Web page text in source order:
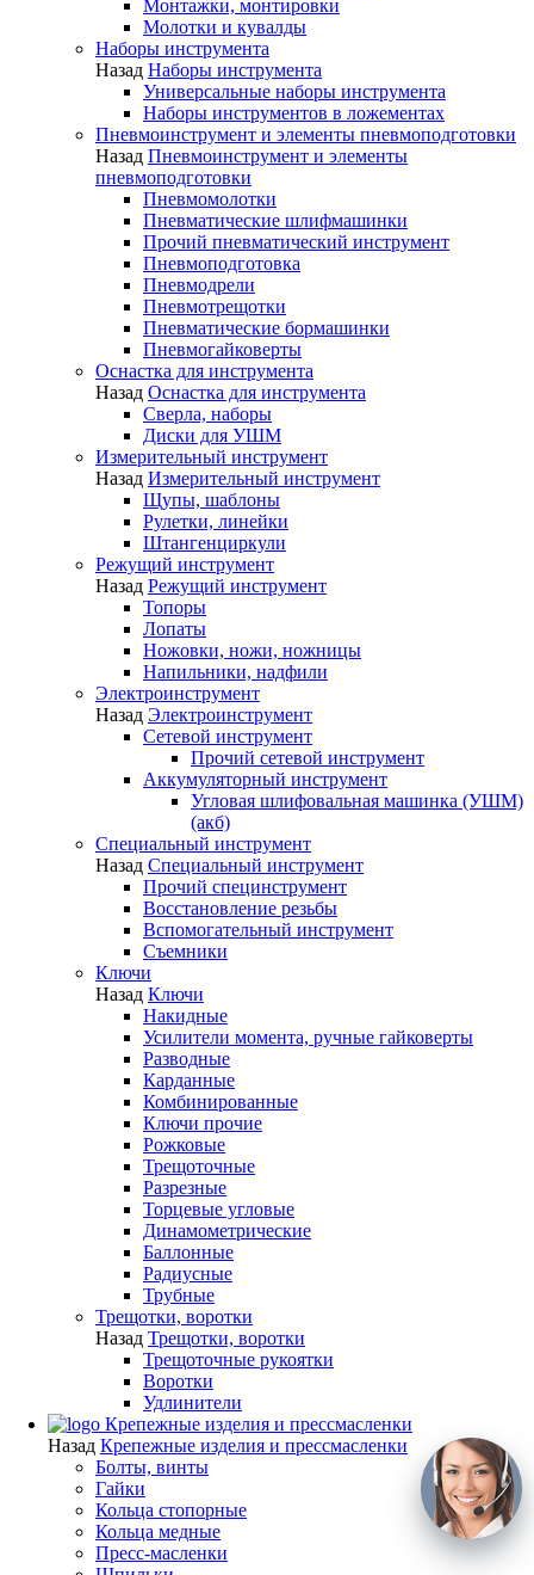
Монтажки, монтировки
Молотки и кувалды
Наборы инструмента
Назад Наборы инструмента
Универсальные наборы инструмента
Наборы инструментов в ложементах
Пневмоинструмент и элементы пневмоподготовки
Назад Пневмоинструмент и элементы
пневмоподготовки
Пневмомолотки
Пневматические шлифмашинки
Прочий пневматический инструмент
Пневмоподготовка
Пневмодрели
Пневмотрещотки
Пневматические бормашинки
Пневмогайковерты
Оснастка для инструмента
Назад Оснастка для инструмента
Сверла, наборы
Диски для УШМ
Измерительный инструмент
Назад Измерительный инструмент
Щупы, шаблоны
Рулетки, линейки
Штангенциркули
Режущий инструмент
Назад Режущий инструмент
Топоры
Лопаты
Ножовки, ножи, ножницы
Напильники, надфили
Электроинструмент
Назад Электроинструмент
Сетевой инструмент
Прочий сетевой инструмент
Аккумуляторный инструмент
Угловая шлифовальная машинка (УШМ)
(акб)
Специальный инструмент
Назад Специальный инструмент
Прочий специнструмент
Восстановление резьбы
Вспомогательный инструмент
Съемники
Ключи
Назад Ключи
Накидные
Усилители момента, ручные гайковерты
Разводные
Карданные
Комбинированные
Ключи прочие
Рожковые
Трещоточные
Разрезные
Торцевые угловые
Динамометрические
Баллонные
Радиусные
Трубные
Трещотки, воротки
Назад Трещотки, воротки
Трещоточные рукоятки
Воротки
Удлинители
Крепежные изделия и прессмасленки
Назад Крепежные изделия и прессмасленки
Болты, винты
Гайки
Кольца стопорные
Кольца медные
Пресс-масленки